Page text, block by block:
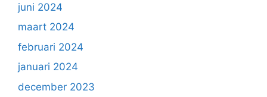
juni 2024
maart 2024
februari 2024
januari 2024
december 2023